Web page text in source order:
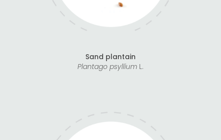
Sand plantain
Plantago psyllium L.